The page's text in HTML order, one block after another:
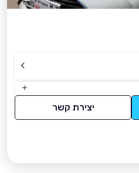
יצירת קשר